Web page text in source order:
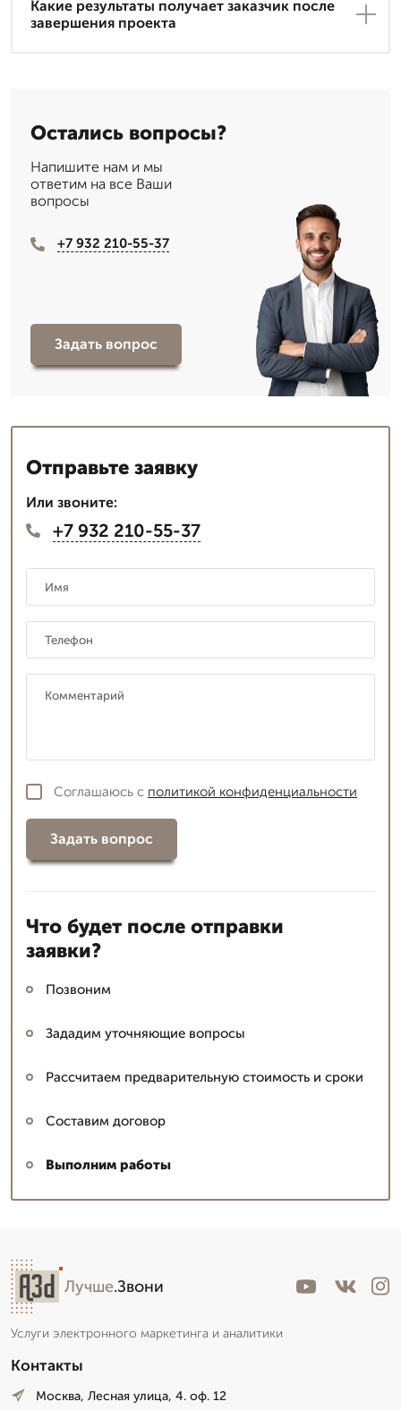
Какие результаты получает заказчик после
завершения проекта
Остались вопросы?
Напишите нам и мы
ответим на все Ваши
вопросы
+7 932 210-55-37
Задать вопрос
Отправьте заявку
Или звоните:
+7 932 210-55-37
Соглашаюсь с политикой конфиденциальности
Задать вопрос
Что будет после отправки
заявки?
Позвоним
Зададим уточняющие вопросы
Рассчитаем предварительную стоимость и сроки
Составим договор
Выполним работы
Лучше.Звони
Услуги электронного маркетинга и аналитики
Контакты
Москва, Лесная улица, 4. оф. 12